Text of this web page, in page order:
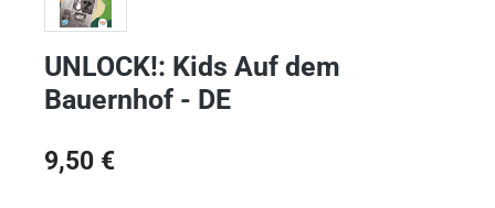
UNLOCK!: Kids Auf dem
Bauernhof - DE
Regulärer Preis:
9,50 €